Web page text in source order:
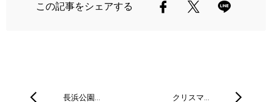
この記事をシェアする
長浜公園… クリスマ…